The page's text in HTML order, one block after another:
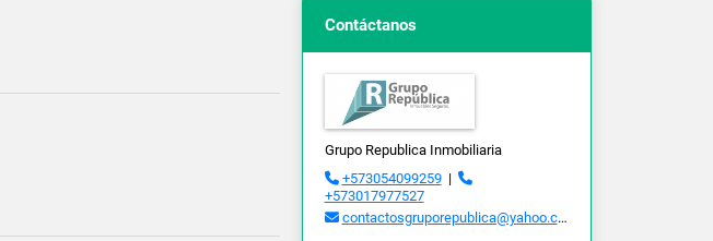
Contáctanos
Grupo Republica Inmobiliaria
+573054099259|
+573017977527
contactosgruporepublica@yahoo.com